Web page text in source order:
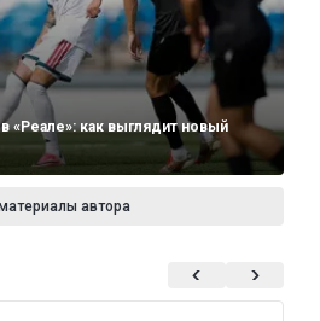
как выглядит новый
автора